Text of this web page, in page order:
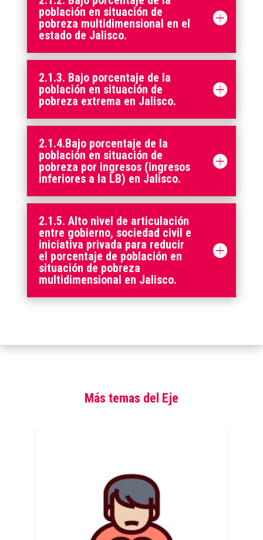
población en situación de
pobreza multidimensional en el
estado de Jalisco.
2.1.3. Bajo porcentaje de la
población en situación de
pobreza extrema en Jalisco.
2.1.4.Bajo porcentaje de la
población en situación de
pobreza por ingresos (ingresos
inferiores a la LB) en Jalisco.
2.1.5. Alto nivel de articulación
entre gobierno, sociedad civil e
iniciativa privada para reducir
el porcentaje de población en
situación de pobreza
multidimensional en Jalisco.
Más temas del Eje